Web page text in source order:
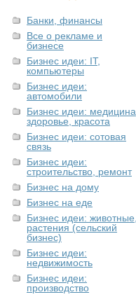
Банки, финансы
Все о рекламе и
бизнесе
Бизнес идеи: IT,
компьютеры
Бизнес идеи:
автомобили
Бизнес идеи: медицина,
здоровье, красота
Бизнес идеи: сотовая
связь
Бизнес идеи:
строительство, ремонт
Бизнес на дому
Бизнес на еде
Бизнес идеи: животные,
растения (сельский
бизнес)
Бизнес идеи:
недвижимость
Бизнес идеи:
производство